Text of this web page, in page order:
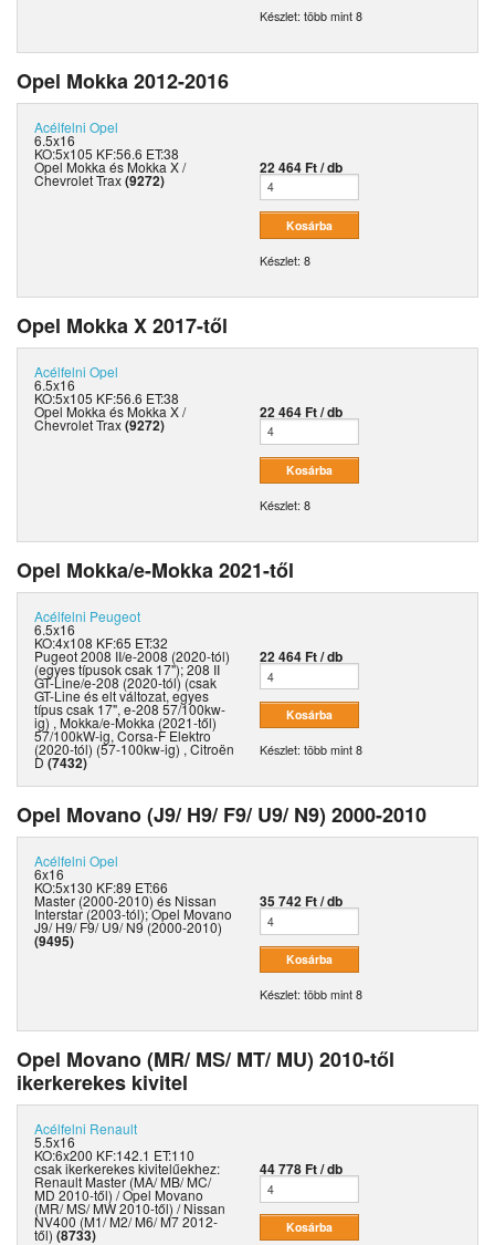
Készlet: több mint 8
Opel Mokka 2012-2016
Acélfelni Opel
6.5x16
KO:5x105 KF:56.6 ET:38
Opel Mokka és Mokka X /
Chevrolet Trax(9272)
22 464 Ft / db
Készlet: 8
Opel Mokka X 2017-től
Acélfelni Opel
6.5x16
KO:5x105 KF:56.6 ET:38
Opel Mokka és Mokka X /
Chevrolet Trax(9272)
22 464 Ft / db
Készlet: 8
Opel Mokka/e-Mokka 2021-től
Acélfelni Peugeot
6.5x16
KO:4x108 KF:65 ET:32
Pugeot 2008 II/e-2008 (2020-tól)
(egyes típusok csak 17"); 208 II
GT-Line/e-208 (2020-tól) (csak
GT-Line és elt változat, egyes
típus csak 17", e-208 57/100kw-
ig) , Mokka/e-Mokka (2021-től)
57/100kW-ig, Corsa-F Elektro
(2020-tól) (57-100kw-ig) , Citroën
D (7432)
22 464 Ft / db
Készlet: több mint 8
Opel Movano (J9/ H9/ F9/ U9/ N9) 2000-2010
Acélfelni Opel
6x16
KO:5x130 KF:89 ET:66
Master (2000-2010) és Nissan
Interstar (2003-tól); Opel Movano
J9/ H9/ F9/ U9/ N9 (2000-2010)
(9495)
35 742 Ft / db
Készlet: több mint 8
Opel Movano (MR/ MS/ MT/ MU) 2010-től
ikerkerekes kivitel
Acélfelni Renault
5.5x16
KO:6x200 KF:142.1 ET:110
csak ikerkerekes kivitelűekhez:
Renault Master (MA/ MB/ MC/
MD 2010-től) / Opel Movano
(MR/ MS/ MW 2010-től) / Nissan
NV400 (M1/ M2/ M6/ M7 2012-
től) (8733)
44 778 Ft / db